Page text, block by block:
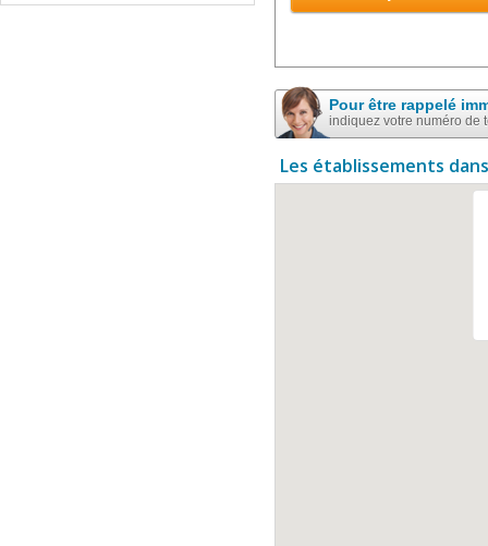
Pour être rappelé
indiquez votre numéro de
Les établissements